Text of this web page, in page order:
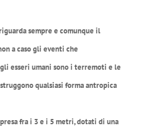
sempre e comunque il
a caso gli eventi che
esseri umani sono i terremoti e le
qualsiasi forma antropica
fra i 3 e i 5 metri, dotati di una